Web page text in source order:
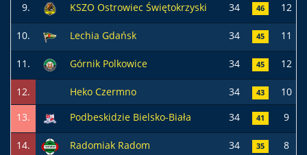
9. KSZO Ostrowiec Świętokrzyski 34 46 12
10. Lechia Gdańsk 34 45 11
11. Górnik Polkowice 34 45 12
12. Heko Czermno 34 43 10
13.
Podbeskidzie Bielsko-Biała 34 41 9
14. Radomiak Radom 34 35 8